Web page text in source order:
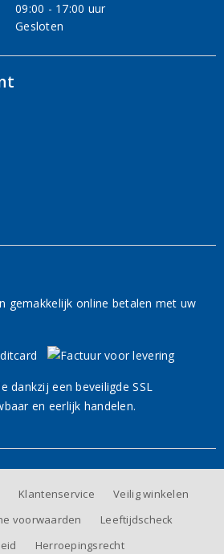
09:00 - 17:00 uur
Gesloten
gemakkelijk online betalen met uw
dankzij een beveiligde SSL
en eerlijk handelen.
Klantenservice
Veilig winkelen
voorwaarden
Leeftijdscheck
Herroepingsrecht